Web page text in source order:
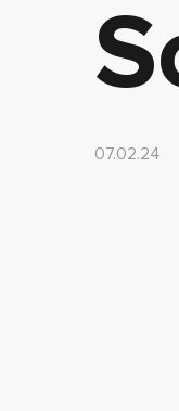
07.02.24